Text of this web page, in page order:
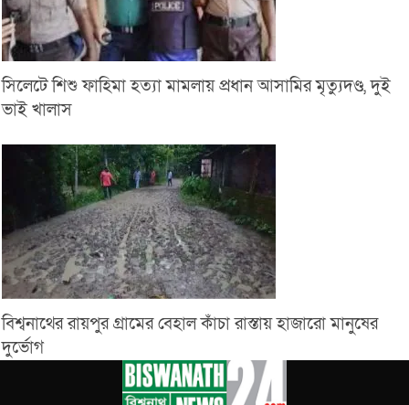
সিলেটে শিশু ফাহিমা হত্যা মামলায় প্রধান আসামির মৃত্যুদণ্ড, দুই
ভাই খালাস
বিশ্বনাথের রায়পুর গ্রামের বেহাল কাঁচা রাস্তায় হাজারো মানুষের
দুর্ভোগ